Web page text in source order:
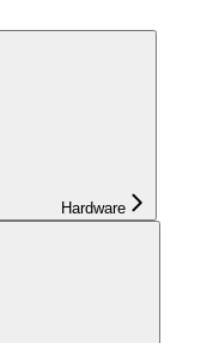
Hardware